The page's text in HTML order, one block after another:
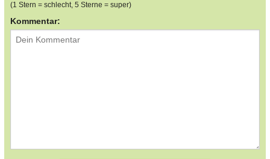
(1 Stern = schlecht, 5 Sterne = super)
Kommentar: